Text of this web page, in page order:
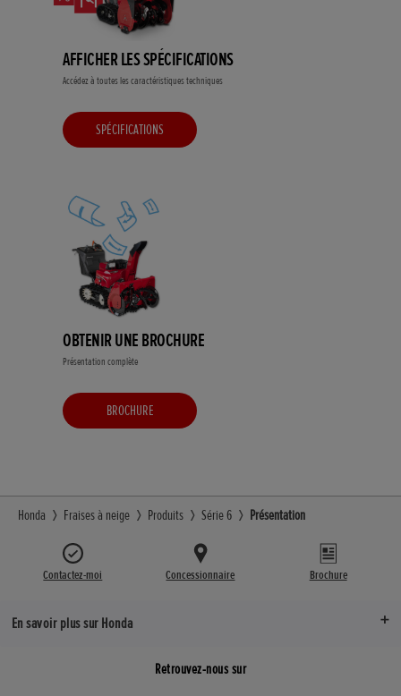
AFFICHER LES SPÉCIFICATIONS
Accédez à toutes les caractéristiques techniques
SPÉCIFICATIONS
OBTENIR UNE BROCHURE
Présentation complète
BROCHURE
Honda Fraises à neige Produits Série 6 Présentation
Contactez-moi Concessionnaire Brochure
En savoir plus sur Honda
Retrouvez-nous sur